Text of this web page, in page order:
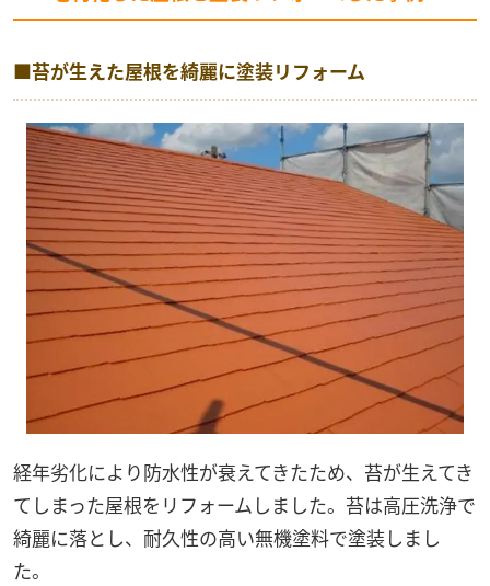
■苔が生えた屋根を綺麗に塗装リフォーム
経年劣化により防水性が衰えてきたため、苔が生えてき
てしまった屋根をリフォームしました。苔は高圧洗浄で
綺麗に落とし、耐久性の高い無機塗料で塗装しまし
た。